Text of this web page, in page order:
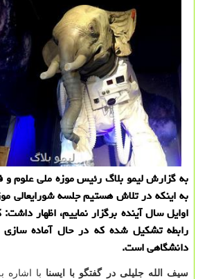
به گزارش لیمو بلاگ رئیس موزه ملی علوم و
به اینكه در تلاش هستیم جلسه شورایعالی
اوایل سال آینده برگزار نماییم، اظهار
رابطه تشكیل شده كه در حال آماده سازی
دانشگاهی است.
سیف الله جلیلی در گفتگو با ایسنا با اشاره